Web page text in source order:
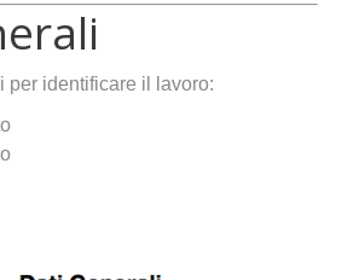
per identificare il lavoro: